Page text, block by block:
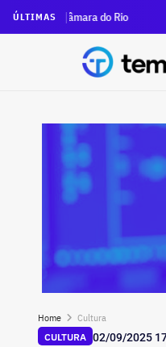
ÚLTIMAS
do Rio
Home
Cultura
CULTURA 02/09/2025